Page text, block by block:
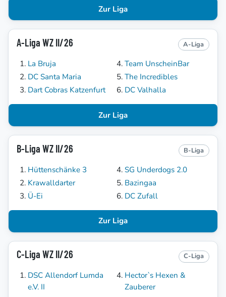
Zur Liga
A-Liga WZ II/26 A-Liga
La Bruja
DC Santa Maria
Dart Cobras Katzenfurt
Team UnscheinBar
The Incredibles
DC Valhalla
Zur Liga
B-Liga WZ II/26 B-Liga
Hüttenschänke 3
Krawalldarter
Ü-Ei
SG Underdogs 2.0
Bazingaa
DC Zufall
Zur Liga
C-Liga WZ II/26 C-Liga
DSC Allendorf Lumda
e.V. II
Hector`s Hexen &
Zauberer